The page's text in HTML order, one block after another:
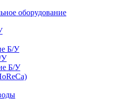
оборудование
Б/У
У
Б/У